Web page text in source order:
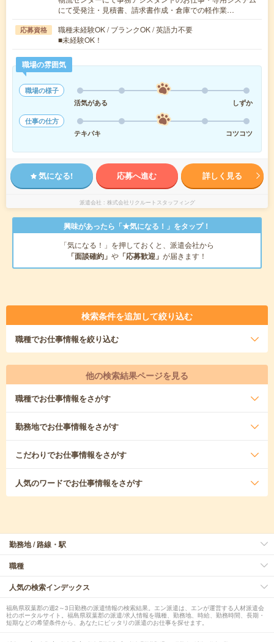
にて受発注・見積書、請求書作成・倉庫での軽作業…
応募資格
職種未経験OK / ブランクOK / 英語力不要
■未経験OK！
職場の雰囲気
職場の様子
活気がある
しずか
仕事の仕方
テキパキ
コツコツ
気になる! 応募へ進む 詳しく見る
派遣会社 株式会社リクルートスタッフィング
興味があったら「★気になる！」をタップ！
「気になる！」を押しておくと、派遣会社から
「面談確約」 や 「応募歓迎」 が届きます！
検索条件を追加して絞り込む
職種でお仕事情報を絞り込む
他の検索結果ページを見る
職種でお仕事情報をさがす
勤務地でお仕事情報をさがす
こだわりでお仕事情報をさがす
人気のワードでお仕事情報をさがす
勤務地 / 路線・駅
職種
人気の検索インデックス
福島県双葉郡の週2～3日勤務の派遣情報の検索結果。エン派遣は、エンが運営する人材派遣会
社のポータルサイト。福島県双葉郡の派遣/求人情報を職種、勤務地、時給、勤務時間、長期・
短期などの希望条件から、あなたにピッタリの派遣のお仕事を探せます。